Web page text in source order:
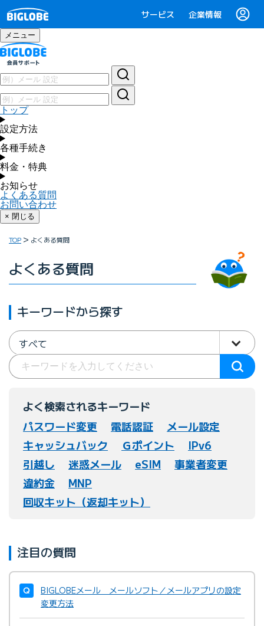
サービス 企業情報
メニュー
トップ
設定方法
各種手続き
料金・特典
お知らせ
よくある質問
お問い合わせ
× 閉じる
TOP よくある質問
よくある質問
キーワードから探す
すべて
よく検索されるキーワード
パスワード変更
電話認証
メール設定
キャッシュバック
Ｇポイント
IPv6
引越し
迷惑メール eSIM
事業者変更
違約金
MNP
回収キット（返却キット）
注目の質問
BIGLOBEメール メールソフト／メールアプリの設定
変更方法